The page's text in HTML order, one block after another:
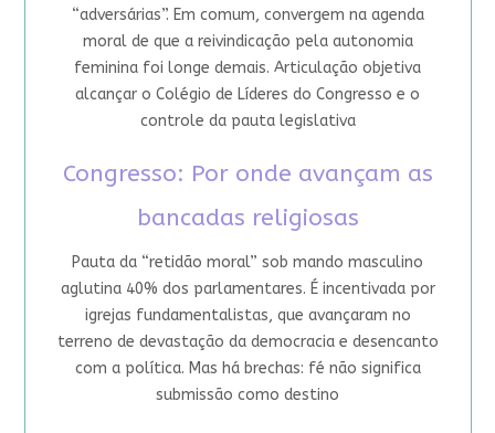
“adversárias”. Em comum, convergem na agenda
moral de que a reivindicação pela autonomia
feminina foi longe demais. Articulação objetiva
alcançar o Colégio de Líderes do Congresso e o
controle da pauta legislativa
Congresso: Por onde avançam as
bancadas religiosas
Pauta da “retidão moral” sob mando masculino
aglutina 40% dos parlamentares. É incentivada por
igrejas fundamentalistas, que avançaram no
terreno de devastação da democracia e desencanto
com a política. Mas há brechas: fé não significa
submissão como destino